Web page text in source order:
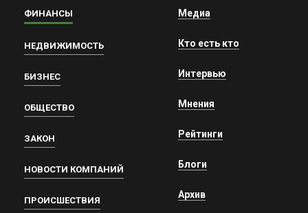
ФИНАНСЫ
НЕДВИЖИМОСТЬ
БИЗНЕС
ОБЩЕСТВО
ЗАКОН
НОВОСТИ КОМПАНИЙ
ПРОИСШЕСТВИЯ
Медиа
Кто есть кто
Интервью
Мнения
Рейтинги
Блоги
Архив